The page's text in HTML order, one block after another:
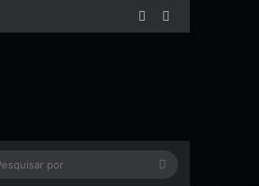
Facebook
Pesquisar